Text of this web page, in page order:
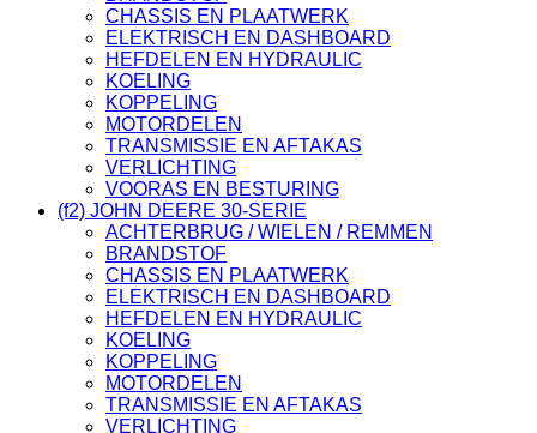
CHASSIS EN PLAATWERK
ELEKTRISCH EN DASHBOARD
HEFDELEN EN HYDRAULIC
KOELING
KOPPELING
MOTORDELEN
TRANSMISSIE EN AFTAKAS
VERLICHTING
VOORAS EN BESTURING
(f2) JOHN DEERE 30-SERIE
ACHTERBRUG / WIELEN / REMMEN
BRANDSTOF
CHASSIS EN PLAATWERK
ELEKTRISCH EN DASHBOARD
HEFDELEN EN HYDRAULIC
KOELING
KOPPELING
MOTORDELEN
TRANSMISSIE EN AFTAKAS
VERLICHTING